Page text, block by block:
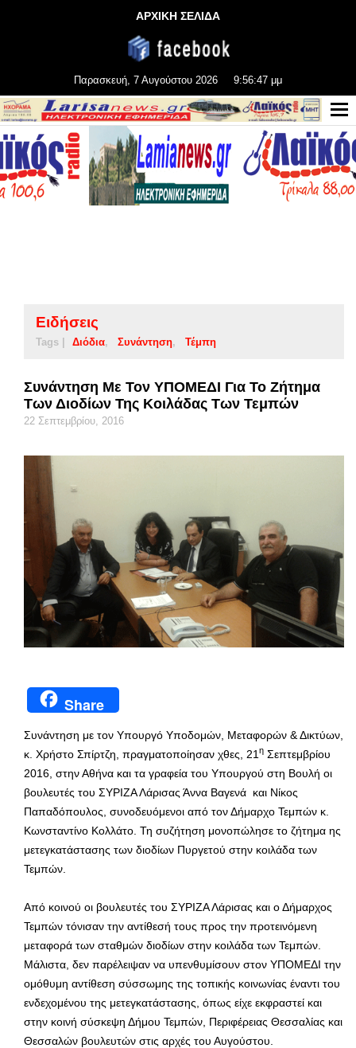
ΑΡΧΙΚΗ ΣΕΛΙΔΑ
Παρασκευή, 7 Αυγούστου 2026 9:56:47 μμ
Ειδήσεις
Tags | Διόδια Συνάντηση Τέμπη
Συνάντηση Με Τον ΥΠΟΜΕΔΙ Για Το Ζήτημα
Των Διοδίων Της Κοιλάδας Των Τεμπών
22 Σεπτεμβρίου, 2016
Share
Συνάντηση με τον Υπουργό Υποδομών, Μεταφορών & Δικτύων,
κ. Χρήστο Σπίρτζη, πραγματοποίησαν χθες, 21 η Σεπτεμβρίου
2016, στην Αθήνα και τα γραφεία του Υπουργού στη Βουλή οι
βουλευτές του ΣΥΡΙΖΑ Λάρισας Άννα Βαγενά και Νίκος
Παπαδόπουλος, συνοδευόμενοι από τον Δήμαρχο Τεμπών κ.
Κωνσταντίνο Κολλάτο. Τη συζήτηση μονοπώλησε το ζήτημα ης
μετεγκατάστασης των διοδίων Πυργετού στην κοιλάδα των
Τεμπών.
Από κοινού οι βουλευτές του ΣΥΡΙΖΑ Λάρισας και ο Δήμαρχος
Τεμπών τόνισαν την αντίθεσή τους προς την προτεινόμενη
μεταφορά των σταθμών διοδίων στην κοιλάδα των Τεμπών.
Μάλιστα, δεν παρέλειψαν να υπενθυμίσουν στον ΥΠΟΜΕΔΙ την
ομόθυμη αντίθεση σύσσωμης της τοπικής κοινωνίας έναντι του
ενδεχομένου της μετεγκατάστασης, όπως είχε εκφραστεί και
στην κοινή σύσκεψη Δήμου Τεμπών, Περιφέρειας Θεσσαλίας και
Θεσσαλών βουλευτών στις αρχές του Αυγούστου.